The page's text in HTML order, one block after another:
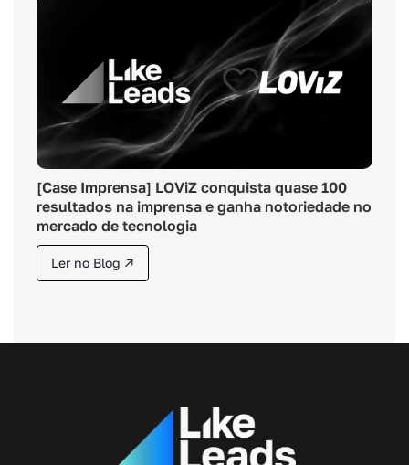
[Case Imprensa] LOViZ conquista quase 100
resultados na imprensa e ganha notoriedade no
mercado de tecnologia
Ler no Blog ↗